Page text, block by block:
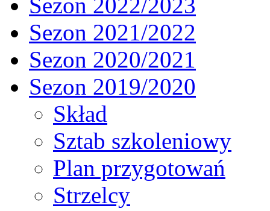
Sezon 2021/2022
Sezon 2020/2021
Sezon 2019/2020
Skład
Sztab szkoleniowy
Plan przygotowań
Strzelcy